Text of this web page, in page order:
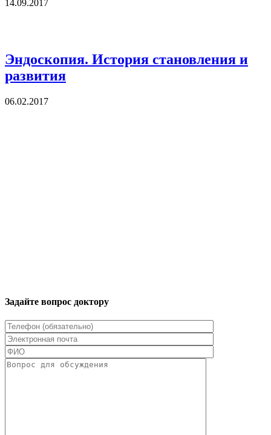
14.09.2017
Эндоскопия. История становления и
развития
06.02.2017
Задайте вопрос доктору